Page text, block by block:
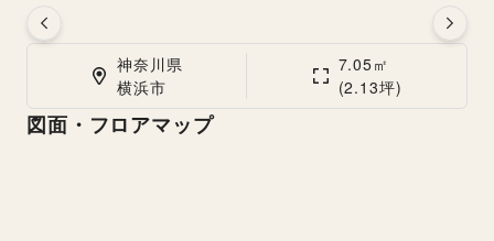
神奈川県
横浜市
7.05㎡
(2.13坪)
図面・フロアマップ